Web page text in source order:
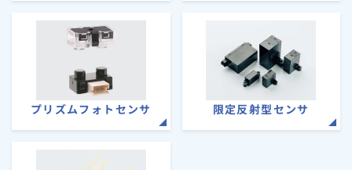
プリズムフォトセンサ 限定反射型センサ